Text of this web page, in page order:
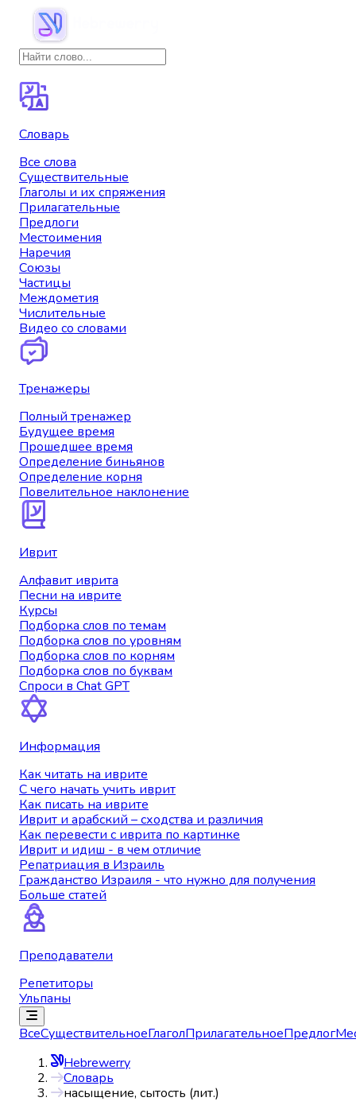
Словарь
Все слова
Существительные
Глаголы и их спряжения
Прилагательные
Предлоги
Местоимения
Наречия
Союзы
Частицы
Междометия
Числительные
Видео со словами
Тренажеры
Полный тренажер
Будущее время
Прошедшее время
Определение биньянов
Определение корня
Повелительное наклонение
Иврит
Алфавит иврита
Песни на иврите
Курсы
Подборка слов по темам
Подборка слов по уровням
Подборка слов по корням
Подборка слов по буквам
Спроси в Chat GPT
Информация
Как читать на иврите
С чего начать учить иврит
Как писать на иврите
Иврит и арабский – сходства и различия
Как перевести с иврита по картинке
Иврит и идиш - в чем отличие
Репатриация в Израиль
Гражданство Израиля - что нужно для получения
Больше статей
Преподаватели
Репетиторы
Ульпаны
ВсеСуществительноеГлаголПрилагательноеПредлог
Hebrewerry
Словарь
насыщение, сытость (лит.)